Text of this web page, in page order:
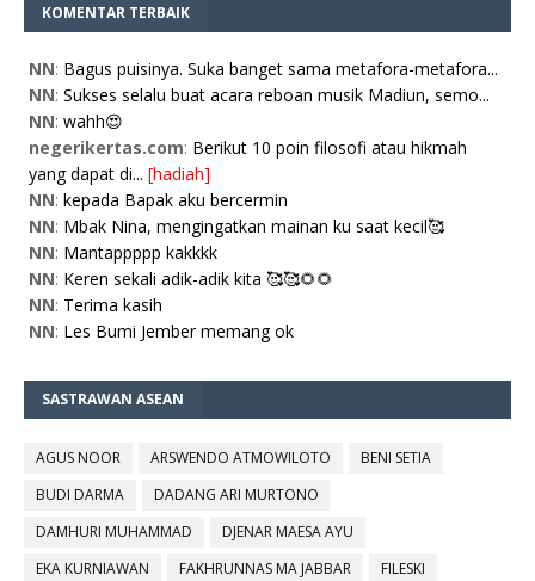
KOMENTAR TERBAIK
NN: Bagus puisinya. Suka banget sama metafora-metafora...
NN: Sukses selalu buat acara reboan musik Madiun, semo...
NN: wahh😍
negerikertas.com: Berikut 10 poin filosofi atau hikmah
yang dapat di... [hadiah]
NN: kepada Bapak aku bercermin
NN: Mbak Nina, mengingatkan mainan ku saat kecil🥰
NN: Mantappppp kakkkk
NN: Keren sekali adik-adik kita 🥰🥰🌻🌻
NN: Terima kasih
NN: Les Bumi Jember memang ok
SASTRAWAN ASEAN
AGUS NOOR ARSWENDO ATMOWILOTO
BENI SETIA
BUDI DARMA
DADANG ARI MURTONO
DAMHURI MUHAMMAD
DJENAR MAESA AYU
EKA KURNIAWAN
FAKHRUNNAS MA JABBAR
FILESKI